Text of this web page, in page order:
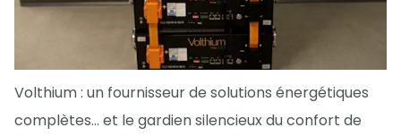
Volthium : un fournisseur de solutions énergétiques
complètes… et le gardien silencieux du confort de